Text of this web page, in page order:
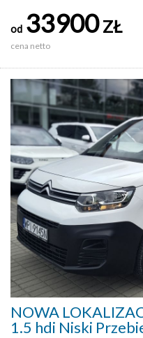
od 33900ZŁ
cena netto
NOWA
1.5 hdi Niski